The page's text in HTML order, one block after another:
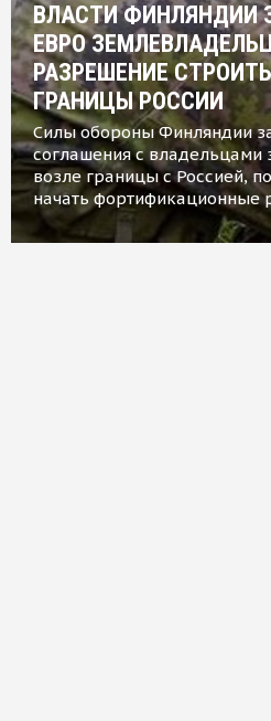
ВЛАСТИ ФИНЛЯНДИИ
ЕВРО
РАЗРЕШЕНИЕ
ГРАНИЦЫ РОССИИ
Силы обороны Финляндии
соглашения с владельцами
возле границы с Россией,
начать фортификационные